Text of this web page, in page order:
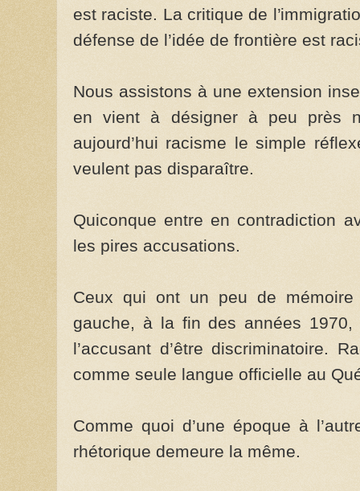
est raciste. La critique de
défense de l’idée de frontière est
Nous assistons à une extension
en vient à désigner à peu près
aujourd’hui racisme le simple
veulent pas disparaître.
Quiconque entre en contradiction
les pires accusations.
Ceux qui ont un peu de mémoire
gauche, à la fin des années
l’accusant d’être discriminatoire.
comme seule langue officielle au
Comme quoi d’une époque à
rhétorique demeure la même.